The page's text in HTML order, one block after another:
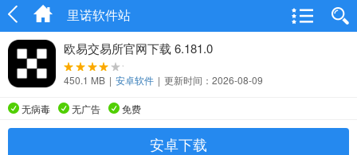
里诺软件站
欧易交易所官网下载 6.181.0
450.1 MB | 安卓软件 | 更新时间：2026-08-09
无病毒 无广告 免费
安卓下载